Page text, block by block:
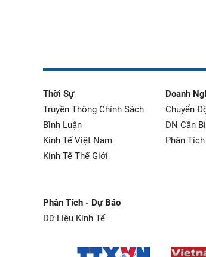
Thời Sự
Truyền Thông Chính Sách
Bình Luận
Kinh Tế Việt Nam
Kinh Tế Thế Giới
Doanh
Chuyển
DN Cần
Phân
Phân Tích - Dự Báo
Dữ Liệu Kinh Tế